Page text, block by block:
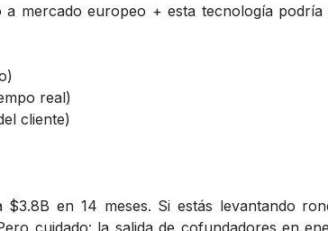
mercado europeo + esta tecnología podría
real)
cliente)
en 14 meses. Si estás levantando